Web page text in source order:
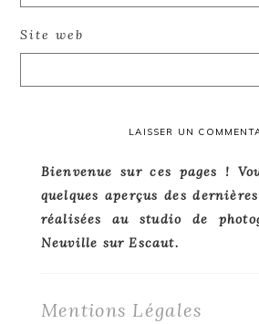
Site web
Primary
Sidebar
Bienvenue sur ces pages !
quelques aperçus des
réalisées au studio de
Neuville sur Escaut.
Mentions Légales